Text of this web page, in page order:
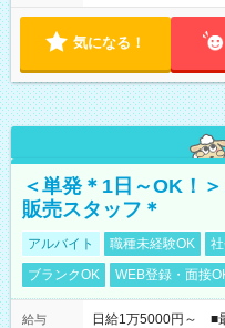
気になる！
＜単発＊1日～OK！
販売スタッフ＊
アルバイト 職種未経験OK
ブランクOK
WEB登録・面接
給与 日給1万5000円～ ■